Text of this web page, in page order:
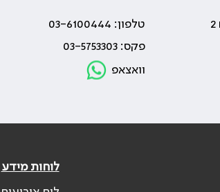
טלפון: 03-6100444
פקס: 03-5753303
וואצאפ
לוחות מידע